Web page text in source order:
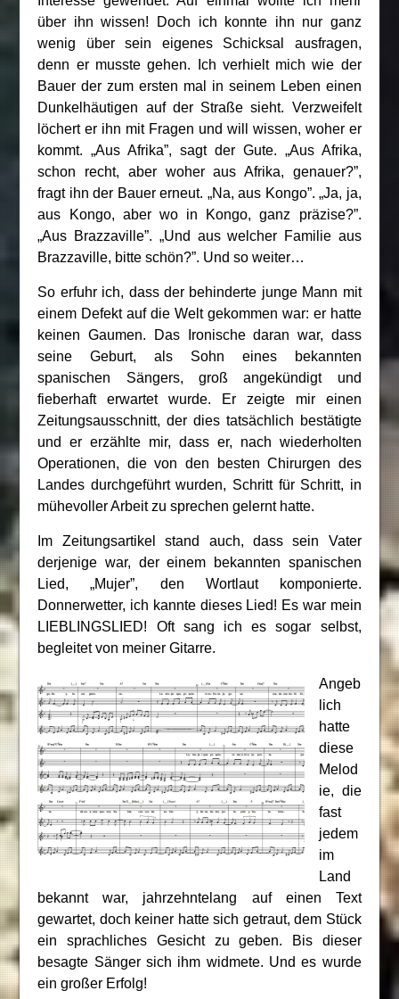
über ihn wissen! Doch ich konnte ihn nur ganz
wenig über sein eigenes Schicksal ausfragen,
denn er musste gehen. Ich verhielt mich wie der
Bauer der zum ersten mal in seinem Leben einen
Dunkelhäutigen auf der Straße sieht. Verzweifelt
löchert er ihn mit Fragen und will wissen, woher er
kommt. „Aus Afrika”, sagt der Gute. „Aus Afrika,
schon recht, aber woher aus Afrika, genauer?”,
fragt ihn der Bauer erneut. „Na, aus Kongo”. „Ja, ja,
aus Kongo, aber wo in Kongo, ganz präzise?”.
„Aus Brazzaville”. „Und aus welcher Familie aus
Brazzaville, bitte schön?”. Und so weiter…
So erfuhr ich, dass der behinderte junge Mann mit
einem Defekt auf die Welt gekommen war: er hatte
keinen Gaumen. Das Ironische daran war, dass
seine Geburt, als Sohn eines bekannten
spanischen Sängers, groß angekündigt und
fieberhaft erwartet wurde. Er zeigte mir einen
Zeitungsausschnitt, der dies tatsächlich bestätigte
und er erzählte mir, dass er, nach wiederholten
Operationen, die von den besten Chirurgen des
Landes durchgeführt wurden, Schritt für Schritt, in
mühevoller Arbeit zu sprechen gelernt hatte.
Im Zeitungsartikel stand auch, dass sein Vater
derjenige war, der einem bekannten spanischen
Lied, „Mujer”, den Wortlaut komponierte.
Donnerwetter, ich kannte dieses Lied! Es war mein
LIEBLINGSLIED! Oft sang ich es sogar selbst,
begleitet von meiner Gitarre.
Angeb
lich
hatte
diese
Melod
ie, die
fast
jedem
im
Land
bekannt war, jahrzehntelang auf einen Text
gewartet, doch keiner hatte sich getraut, dem Stück
ein sprachliches Gesicht zu geben. Bis dieser
besagte Sänger sich ihm widmete. Und es wurde
ein großer Erfolg!